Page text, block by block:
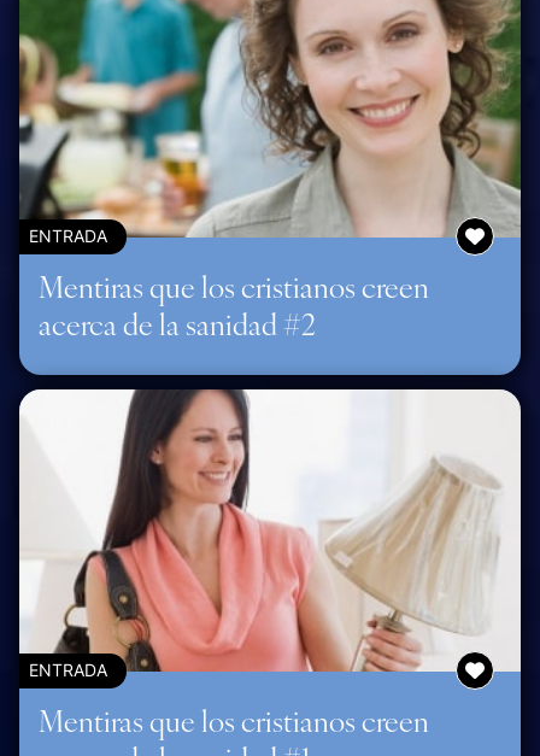
ENTRADA
Mentiras que los cristianos creen
acerca de la sanidad #2
ENTRADA
Mentiras que los cristianos creen